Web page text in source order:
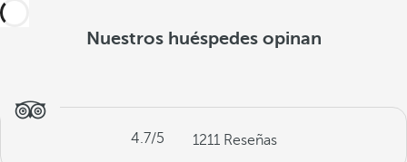
Nuestros huéspedes opinan
4.7/5 1211 Reseñas